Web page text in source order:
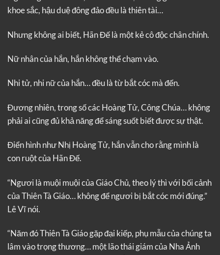
khoe sắc, hậu duệ đông đảo đều là thiên tài…
Nhưng không ai biết, Hãn Đế là một kẻ cô độc chân chính.
Nữ nhân của hắn, hắn không thể chạm vào.
Nhi tử, nhi nữ của hắn… đều là từ bắt cóc mà đến.
Đương nhiên, trong số các Hoàng Tử, Công Chúa… không
phải ai cũng đủ khả năng để sáng suốt biết được sự thật.
Điển hình như Nhị Hoàng Tử, hắn vẫn cho rằng mình là
con ruột của Hãn Đế.
“Ngươi là muội muội của Giáo Chủ, theo lý thì với bối cảnh
của Thiên Tà Giáo… không để ngươi bị bắt cóc mới đúng.”
Lê Vĩ nói.
“Năm đó Thiên Tà Giáo gặp đại kiếp, phụ mẫu của chúng ta
lâm vào trọng thương… một lão thái giám của Nha Ảnh